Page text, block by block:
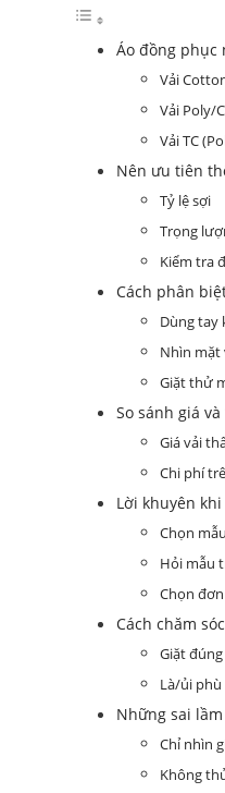
Áo đồng phục
Vải
Vải Poly/
Vải TC
Nên ưu tiên
Tỷ lệ sợi
Trọng
Kiểm tra
Cách phân
Dùng tay
Nhìn mặt
Giặt thử
So sánh giá
Giá vải
Chi phí
Lời khuyên
Chọn
Hỏi mẫu
Chọn
Cách chăm
Giặt đúng
Là/ủi
Những sai
Chỉ nhìn
Không